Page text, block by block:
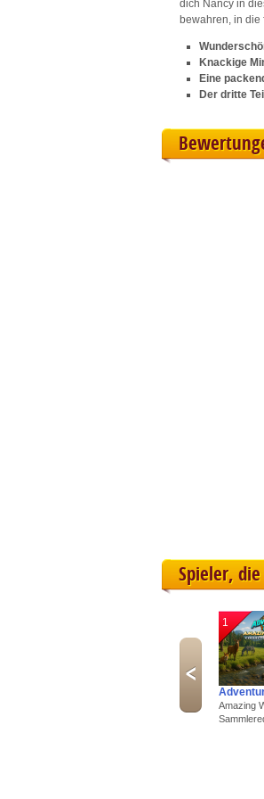
dich Nancy in
bewahren, in die
Knackige
Eine
Der dritte
Spieler,
1
Amazing